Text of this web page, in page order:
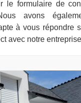
le formulaire de
avons
à vous répondre
avec notre